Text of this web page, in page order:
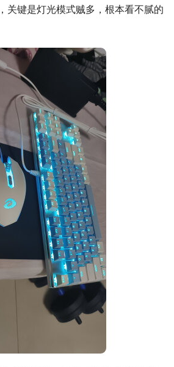
关键是灯光模式贼多，根本看不腻的